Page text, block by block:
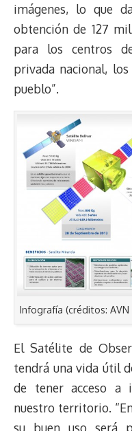
imágenes, lo que
obtención de 127
para los centros
privada nacional,
pueblo”.
Infografía (créditos:
El Satélite de
tendrá una vida útil
de tener acceso a
nuestro territorio.
su buen uso será